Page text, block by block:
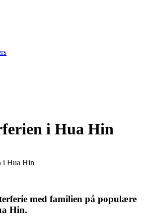
i Hua Hin
i Hua Hin
med familien på populære
Hin.